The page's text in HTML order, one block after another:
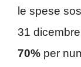
le spese
31
70% per